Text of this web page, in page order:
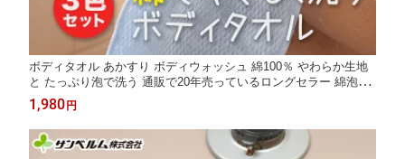
ボディタオル あかすり ボディウォッシュ 綿100％ やわらか生地
と たっぷり泡で洗う 通販で20年売っているロングセラー 綿泡立
ちボディタオル 3枚組 20×100cm サンベルム
1,980 円